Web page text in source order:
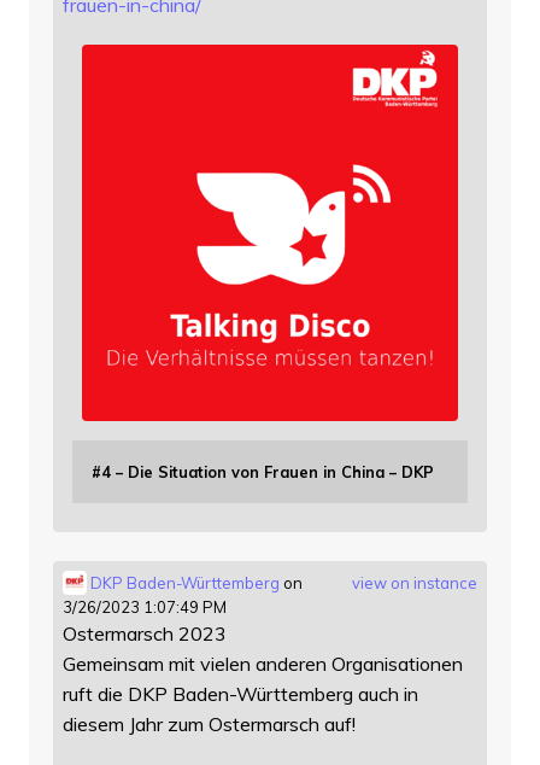
#4 – Die Situation von Frauen in China – DKP
view on instance
DKP Baden-Württemberg on
3/26/2023 1:07:49 PM
Ostermarsch 2023
Gemeinsam mit vielen anderen Organisationen
ruft die DKP Baden-Württemberg auch in
diesem Jahr zum Ostermarsch auf!